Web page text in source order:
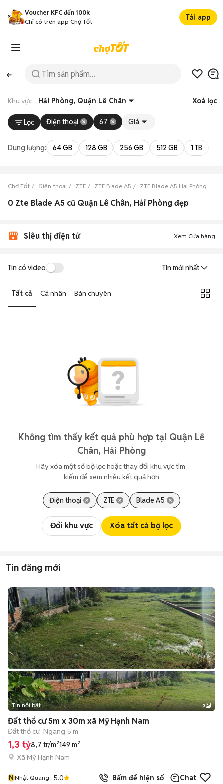
Voucher KFC đến 100k
Chỉ có trên app Chợ Tốt
Tải app
Khu vực: Hải Phòng, Quận Lê Chân Xoá lọc
Lọc Điện thoại 67 Giá
Dung lượng: 64 GB 128 GB 256 GB 512 GB 1 TB
Chợ Tốt Điện thoại ZTE ZTE Blade A5 ZTE Blade A5 Hải Phòng
0 Zte Blade A5 cũ Quận Lê Chân, Hải Phòng đẹp
Siêu thị điện tử Xem Cửa hàng
Tin có video Tin mới nhất
Tất cả Cá nhân Bán chuyên
Không tìm thấy kết quả phù hợp tại Quận Lê
Chân, Hải Phòng
Hãy xóa một số bộ lọc hoặc thay đổi khu vực tìm
kiếm để xem nhiều kết quả hơn
Điện thoại ZTE Blade A5
Đổi khu vực Xóa tất cả bộ lọc
Tin đăng mới
Tin nổi bật 3
Đất thổ cư 5m x 30m xã Mỹ Hạnh Nam
Đất thổ cư Ngang 5 m
1,3 tỷ8,7 tr/m²149 m²
Xã Mỹ Hạnh Nam
NNhật Quang 5.0 Bấm để hiện số Chat